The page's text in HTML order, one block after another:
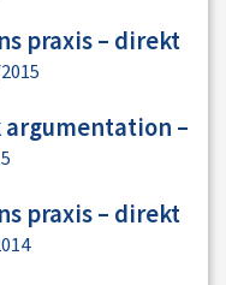
praxis – direkt
–
praxis – direkt